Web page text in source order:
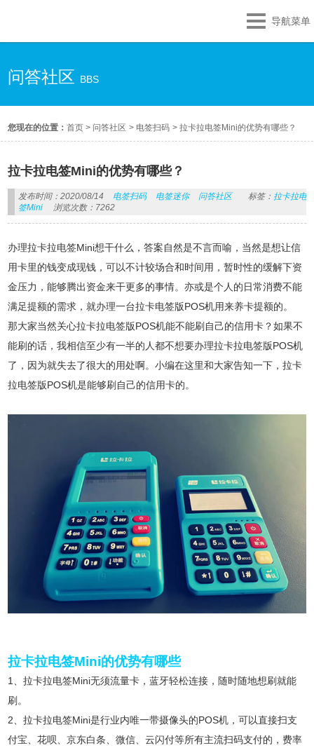
导航菜单
问答社区 BBS
您现在的位置：首页 > 问答社区 > 电签扫码 >拉卡拉电签Mini的优势有哪些？
拉卡拉电签Mini的优势有哪些？
发布时间：2020/08/14 电签扫码 电签迷你 问答社区 标签： 拉卡拉电
签Mini
浏览次数：7262
办理拉卡拉电签Mini想干什么，答案自然是不言而喻，当然是想让信
用卡里的钱变成现钱，可以不计较场合和时间用，暂时性的缓解下资
金压力，能够腾出资金来干更多的事情。亦或是个人的日常消费不能
满足提额的需求，就办理一台拉卡电签版POS机用来养卡提额的。
那大家当然关心拉卡拉电签版POS机能不能刷自己的信用卡？如果不
能刷的话，我相信至少有一半的人都不想要办理拉卡拉电签版POS机
了，因为就失去了很大的用处啊。小编在这里和大家告知一下，拉卡
拉电签版POS机是能够刷自己的信用卡的。
拉卡拉电签Mini的优势有哪些
1、拉卡拉电签Mini无须流量卡，蓝牙轻松连接，随时随地想刷就能
刷。
2、拉卡拉电签Mini是行业内唯一带摄像头的POS机，可以直接扫支
付宝、花呗、京东白条、微信、云闪付等所有主流扫码支付的，费率